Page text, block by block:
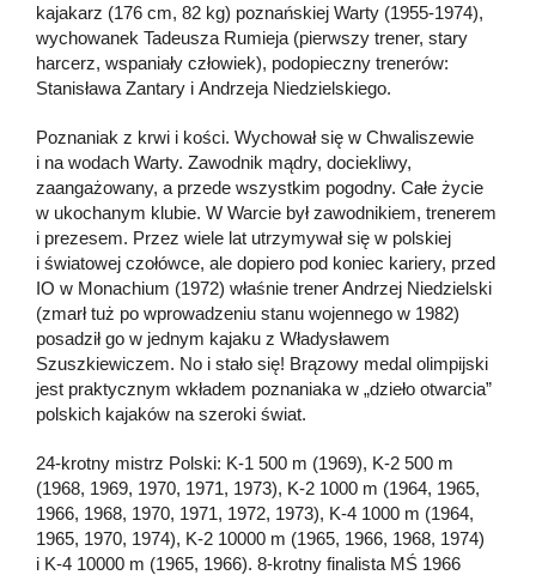
kajakarz (176 cm, 82 kg) poznańskiej Warty (1955-1974),
wychowanek Tadeusza Rumieja (pierwszy trener, stary
harcerz, wspaniały człowiek), podopieczny trenerów:
Stanisława Zantary i Andrzeja Niedzielskiego.
Poznaniak z krwi i kości. Wychował się w Chwaliszewie
i na wodach Warty. Zawodnik mądry, dociekliwy,
zaangażowany, a przede wszystkim pogodny. Całe życie
w ukochanym klubie. W Warcie był zawodnikiem, trenerem
i prezesem. Przez wiele lat utrzymywał się w polskiej
i światowej czołówce, ale dopiero pod koniec kariery, przed
IO w Monachium (1972) właśnie trener Andrzej Niedzielski
(zmarł tuż po wprowadzeniu stanu wojennego w 1982)
posadził go w jednym kajaku z Władysławem
Szuszkiewiczem. No i stało się! Brązowy medal olimpijski
jest praktycznym wkładem poznaniaka w „dzieło otwarcia”
polskich kajaków na szeroki świat.
24-krotny mistrz Polski: K-1 500 m (1969), K-2 500 m
(1968, 1969, 1970, 1971, 1973), K-2 1000 m (1964, 1965,
1966, 1968, 1970, 1971, 1972, 1973), K-4 1000 m (1964,
1965, 1970, 1974), K-2 10000 m (1965, 1966, 1968, 1974)
i K-4 10000 m (1965, 1966). 8-krotny finalista MŚ 1966